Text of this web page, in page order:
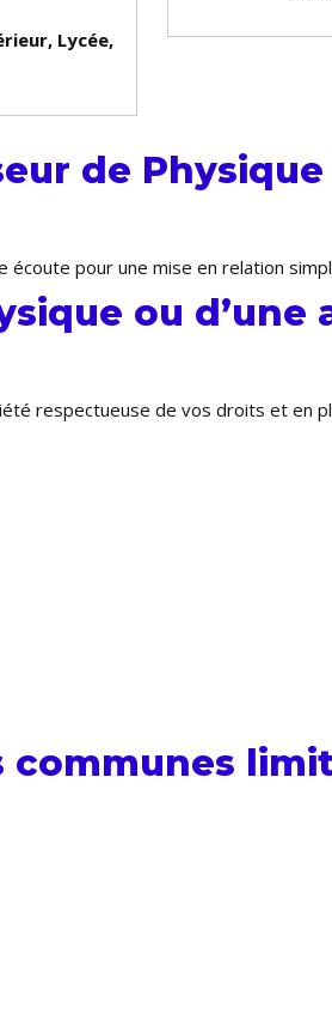
Lycée,
de
pour une mise en relation
ou
respectueuse de vos droits et en